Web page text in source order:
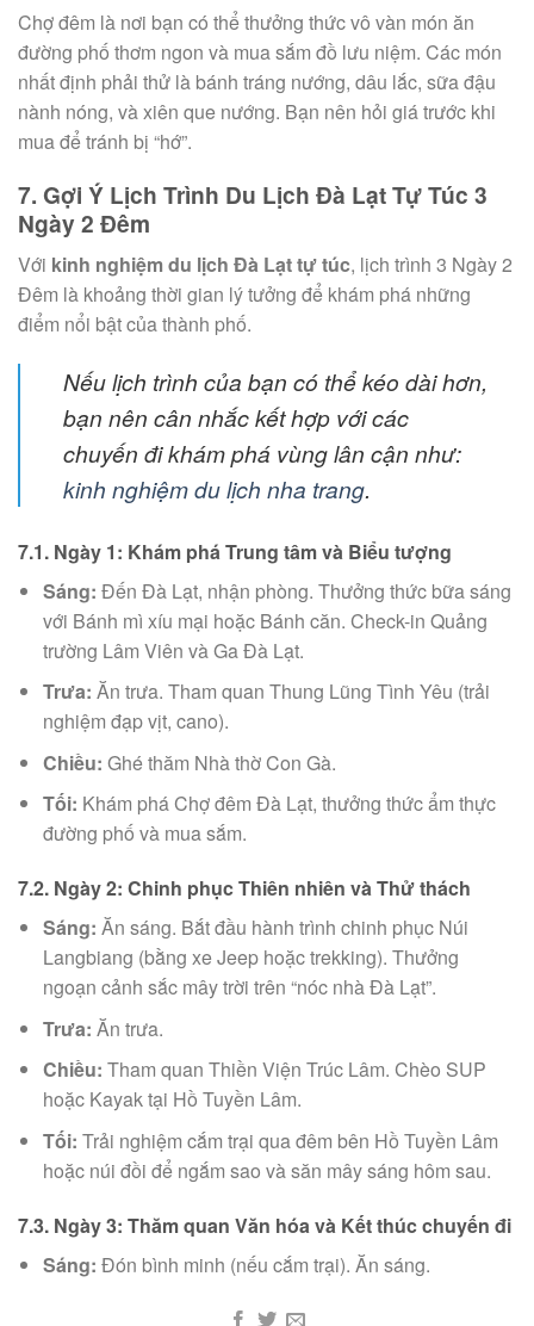
Chợ đêm là nơi bạn có thể thưởng thức vô vàn món ăn
đường phố thơm ngon và mua sắm đồ lưu niệm. Các món
nhất định phải thử là bánh tráng nướng, dâu lắc, sữa đậu
nành nóng, và xiên que nướng. Bạn nên hỏi giá trước khi
mua để tránh bị “hớ”.
7. Gợi Ý Lịch Trình Du Lịch Đà Lạt Tự Túc 3
Ngày 2 Đêm
Với kinh nghiệm du lịch Đà Lạt tự túc, lịch trình 3 Ngày 2
Đêm là khoảng thời gian lý tưởng để khám phá những
điểm nổi bật của thành phố.
Nếu lịch trình của bạn có thể kéo dài hơn,
bạn nên cân nhắc kết hợp với các
chuyến đi khám phá vùng lân cận như:
kinh nghiệm du lịch nha trang.
7.1. Ngày 1: Khám phá Trung tâm và Biểu tượng
Sáng: Đến Đà Lạt, nhận phòng. Thưởng thức bữa sáng
với Bánh mì xíu mại hoặc Bánh căn. Check-in Quảng
trường Lâm Viên và Ga Đà Lạt.
Trưa: Ăn trưa. Tham quan Thung Lũng Tình Yêu (trải
nghiệm đạp vịt, cano).
Chiều: Ghé thăm Nhà thờ Con Gà.
Tối: Khám phá Chợ đêm Đà Lạt, thưởng thức ẩm thực
đường phố và mua sắm.
7.2. Ngày 2: Chinh phục Thiên nhiên và Thử thách
Sáng: Ăn sáng. Bắt đầu hành trình chinh phục Núi
Langbiang (bằng xe Jeep hoặc trekking). Thưởng
ngoạn cảnh sắc mây trời trên “nóc nhà Đà Lạt”.
Trưa: Ăn trưa.
Chiều: Tham quan Thiền Viện Trúc Lâm. Chèo SUP
hoặc Kayak tại Hồ Tuyền Lâm.
Tối: Trải nghiệm cắm trại qua đêm bên Hồ Tuyền Lâm
hoặc núi đồi để ngắm sao và săn mây sáng hôm sau.
7.3. Ngày 3: Thăm quan Văn hóa và Kết thúc chuyến đi
Sáng: Đón bình minh (nếu cắm trại). Ăn sáng.